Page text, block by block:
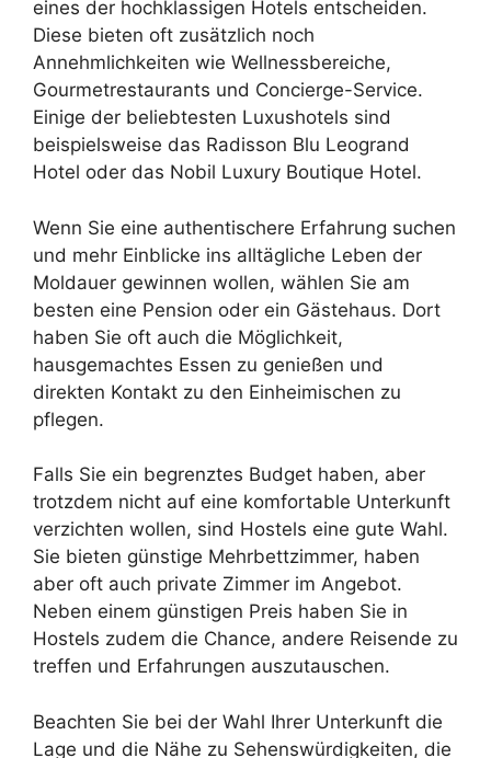
eines der hochklassigen Hotels entscheiden.
Diese bieten oft zusätzlich noch
Annehmlichkeiten wie Wellnessbereiche,
Gourmetrestaurants und Concierge-Service.
Einige der beliebtesten Luxushotels sind
beispielsweise das Radisson Blu Leogrand
Hotel oder das Nobil Luxury Boutique Hotel.
Wenn Sie eine authentischere Erfahrung suchen
und mehr Einblicke ins alltägliche Leben der
Moldauer gewinnen wollen, wählen Sie am
besten eine Pension oder ein Gästehaus. Dort
haben Sie oft auch die Möglichkeit,
hausgemachtes Essen zu genießen und
direkten Kontakt zu den Einheimischen zu
pflegen.
Falls Sie ein begrenztes Budget haben, aber
trotzdem nicht auf eine komfortable Unterkunft
verzichten wollen, sind Hostels eine gute Wahl.
Sie bieten günstige Mehrbettzimmer, haben
aber oft auch private Zimmer im Angebot.
Neben einem günstigen Preis haben Sie in
Hostels zudem die Chance, andere Reisende zu
treffen und Erfahrungen auszutauschen.
Beachten Sie bei der Wahl Ihrer Unterkunft die
Lage und die Nähe zu Sehenswürdigkeiten, die